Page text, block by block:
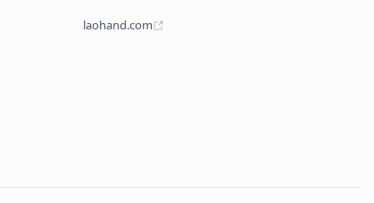
laohand.com